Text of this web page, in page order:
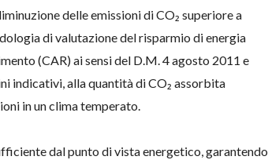
delle emissioni di CO₂ superiore a
di valutazione del risparmio di energia
(CAR) ai sensi del D.M. 4 agosto 2011 e
indicativi, alla quantità di CO₂ assorbita
in un clima temperato.
dal punto di vista energetico, garantendo